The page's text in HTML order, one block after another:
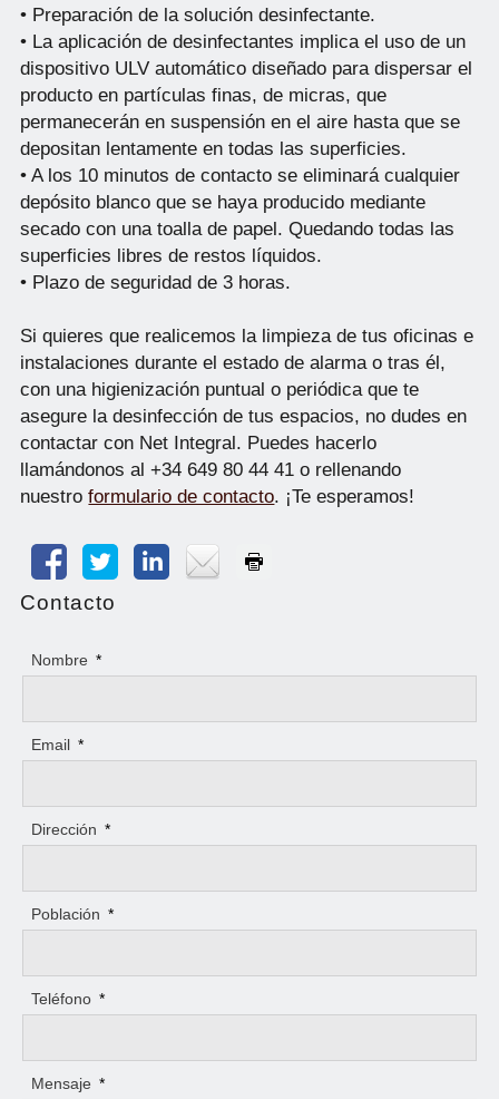
• Preparación de la solución desinfectante.
• La aplicación de desinfectantes implica el uso de un
dispositivo ULV automático diseñado para dispersar el
producto en partículas finas, de micras, que
permanecerán en suspensión en el aire hasta que se
depositan lentamente en todas las superficies.
• A los 10 minutos de contacto se eliminará cualquier
depósito blanco que se haya producido mediante
secado con una toalla de papel. Quedando todas las
superficies libres de restos líquidos.
• Plazo de seguridad de 3 horas.
Si quieres que realicemos la limpieza de tus oficinas e
instalaciones durante el estado de alarma o tras él,
con una higienización puntual o periódica que te
asegure la desinfección de tus espacios, no dudes en
contactar con Net Integral. Puedes hacerlo
llamándonos al +34 649 80 44 41 o rellenando
nuestroformulario de contacto. ¡Te esperamos!
Contacto
Nombre *
Email *
Dirección *
Población *
Teléfono *
Mensaje *